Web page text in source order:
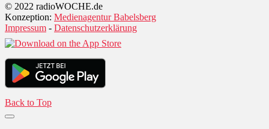
© 2022 radioWOCHE.de
Konzeption: Medienagentur Babelsberg
Impressum - Datenschutzerklärung
Back to Top